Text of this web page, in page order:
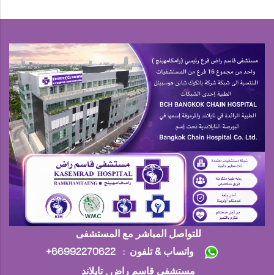
+واتساب & تلفون : 66992270622
مستشفى قاسم راض , تايلاند